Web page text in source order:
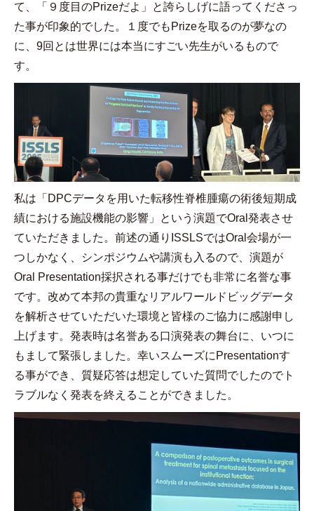
て、「９度目のPrizeだよ」と誇らしげに語ってくださっ
た事が印象的でした。１度でも Prizeを取るのが夢なの
に、 9回とは世界には本当にすごい先生がいるもので
す。
私は「 DPCデータを用いた転移性脊椎腫瘍の術後短期成
績における施設機能の影響」という演題でOral 発表させ
ていただきました。前述の通り ISSLSではOral 会場が一
つしかなく、シンポジウムや講演も入るので、演題が
Oral Presentation採択される事だけでも非常に名誉な事
です。改めて本邦の貴重なリアルワールドビッグデータ
を解析させていただいた環境と皆様のご協力に感謝申し
上げます。発表時は名誉ある口演発表の舞台に、いつに
もまして緊張しました。幸いスムーズに Presentationす
る事ができ、質疑応答は想定していた質問でしたのでト
ラブルなく発表を終えることができました。